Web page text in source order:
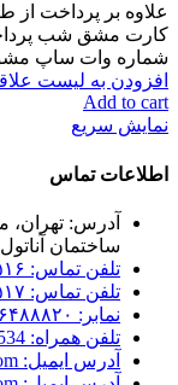
علاوه بر پرداخت از
شماره وات ساپ مشق شب ۰۲۱۶۶۹۶۲۵۱۷
افزودن به لیست
Add to cart
نمایش سریع
اطلاعات تماس
آدرس: تهران،
ساختمان
تلفن تماس: ۶۶۹۶۲۵۱۶
تلفن تماس: ۶۶۹۶۲۵۱۷
نمابر: ۶۶۴۸۸۸۲۰
تلفن همراه: 09128986534
آدرس ایمیل: info@mashghshab.com